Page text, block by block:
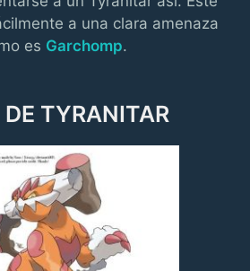
a una clara amenaza
es Garchomp.
TYRANITAR